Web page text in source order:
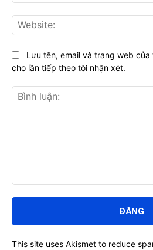
luận:
Lưu tên, email và trang web
cho lần tiếp theo tôi nhận xét.
This site uses Akismet to reduce